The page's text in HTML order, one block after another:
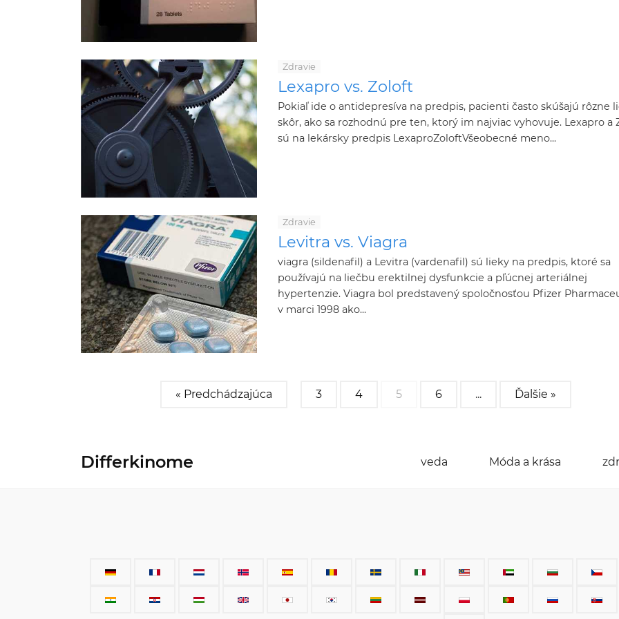
Zdravie
Lexapro vs. Zoloft
Pokiaľ ide o antidepresíva na predpis, pacienti často skúšajú rôzne
skôr, ako sa rozhodnú pre ten, ktorý im najviac vyhovuje. Lexapro a
sú na lekársky predpis LexaproZoloftVšeobecné meno...
Zdravie
Levitra vs. Viagra
viagra (sildenafil) a Levitra (vardenafil) sú lieky na predpis, ktoré sa
používajú na liečbu erektilnej dysfunkcie a pľúcnej arteriálnej
hypertenzie. Viagra bol predstavený spoločnosťou Pfizer
v marci 1998 ako...
« Predchádzajúca 3 4 5 6 ... Ďalšie »
Differkinome veda Móda a krása